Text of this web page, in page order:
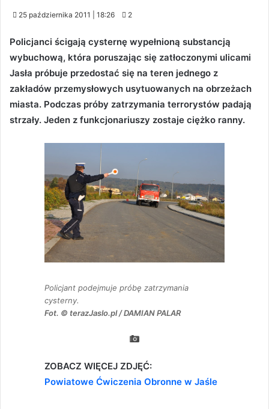
25 października 2011 | 18:26 2
Policjanci ścigają cysternę wypełnioną substancją
wybuchową, która poruszając się zatłoczonymi ulicami
Jasła próbuje przedostać się na teren jednego z
zakładów przemysłowych usytuowanych na obrzeżach
miasta. Podczas próby zatrzymania terrorystów padają
strzały. Jeden z funkcjonariuszy zostaje ciężko ranny.
Policjant podejmuje próbę zatrzymania
cysterny.
Fot. © terazJaslo.pl / DAMIAN PALAR
ZOBACZ WIĘCEJ ZDJĘĆ:
Powiatowe Ćwiczenia Obronne w Jaśle